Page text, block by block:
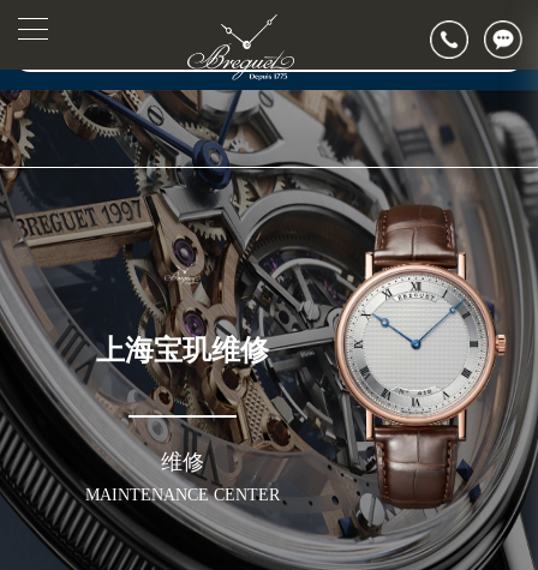
▲
▼
上海宝玑维修
维修
MAINTENANCE CENTER